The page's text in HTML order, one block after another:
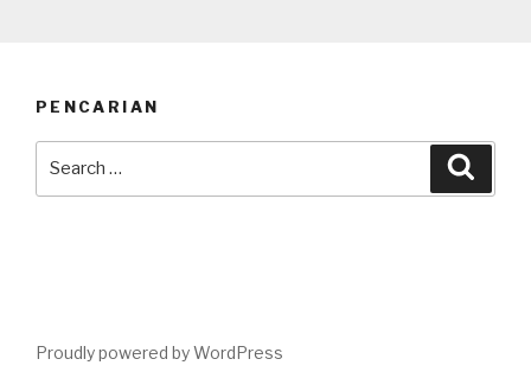
PENCARIAN
Proudly powered by WordPress